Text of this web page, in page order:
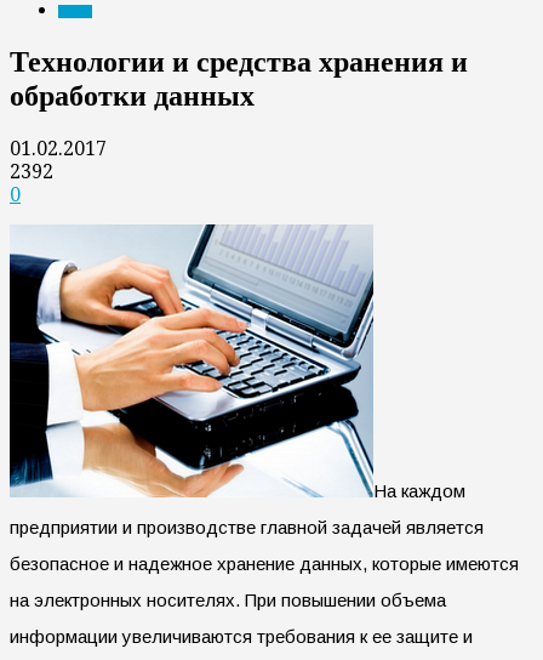
Технологии и средства хранения и
обработки данных
01.02.2017
2392
0
На каждом
предприятии и производстве главной задачей является
безопасное и надежное хранение данных, которые имеются
на электронных носителях. При повышении объема
информации увеличиваются требования к ее защите и